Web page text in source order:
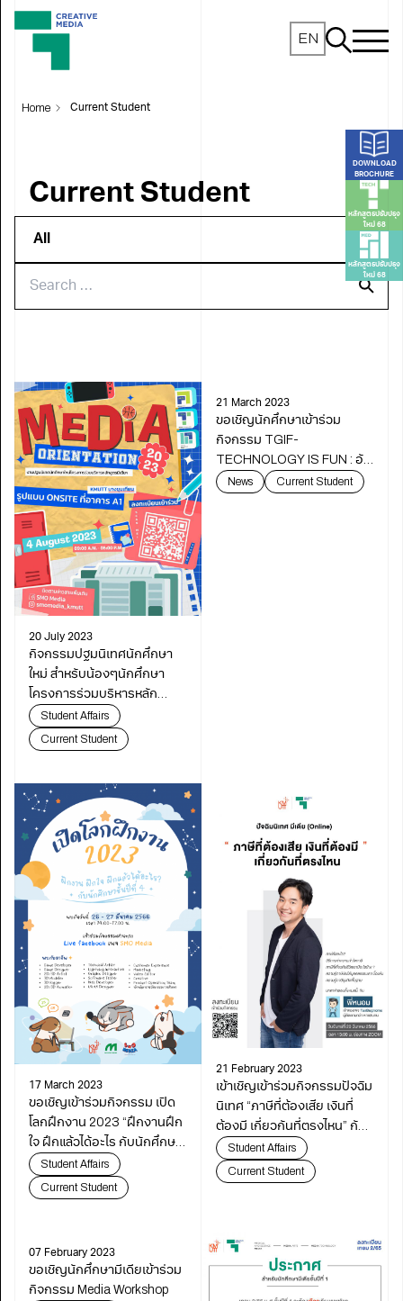
EN
DOWNLOAD
BROCHURE
หลักสูตรปรับปรุง
ใหม่ 68
หลักสูตรปรับปรุง
ใหม่ 68
Home Current Student
Current Student
20 July 2023
กิจกรรมปฐมนิเทศนักศึกษา
ใหม่ สำหรับน้องๆนักศึกษา
โครงการร่วมบริหารหลัก
สูตรฯ ปีการศึกษา 2566
Student Affairs
Current Student
21 March 2023
ขอเชิญนักศึกษาเข้าร่วม
กิจกรรม TGIF-
TECHNOLOGY IS FUN : อัป
สกิลเทคโนโลยีใหม่ ปลุกแรง
News Current Student
17 March 2023
ขอเชิญเข้าร่วมกิจกรรม เปิด
โลกฝึกงาน 2023 “ฝึกงานฝึก
ใจ ฝึกแล้วได้อะไร กับนักศึกษา
ชั้นปีที่ 4”
Student Affairs
Current Student
21 February 2023
เข้าเชิญเข้าร่วมกิจกรรมปัจฉิม
นิเทศ “ภาษีที่ต้องเสีย เงินที่
ต้องมี เกี่ยวกันที่ตรงไหน” กับ
พี่หนอม เพจ TaxBugnoms
Student Affairs
Current Student
07 February 2023
ขอเชิญนักศึกษามีเดียเข้าร่วม
กิจกรรม Media Workshop